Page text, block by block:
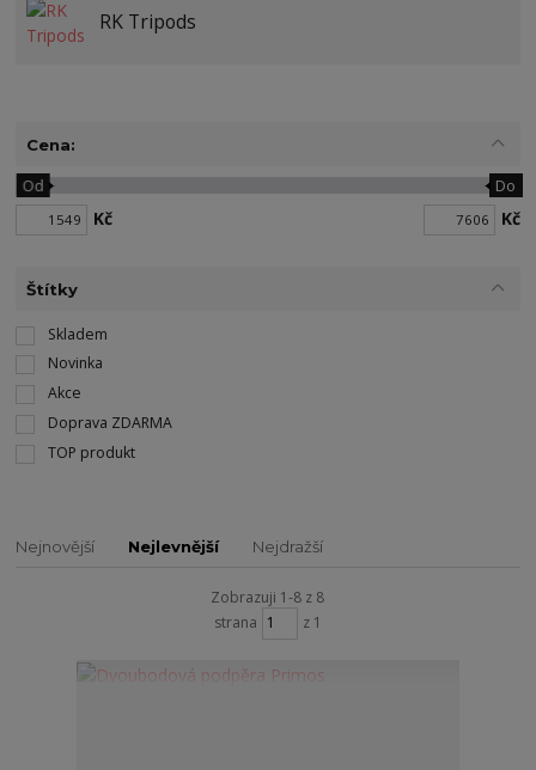
RK Tripods
Cena:
Kč
Od Do
Kč
Štítky
Skladem
Novinka
Akce
Doprava ZDARMA
TOP produkt
Nejnovější Nejlevnější Nejdražší
Zobrazuji 1-8 z 8
strana
z 1